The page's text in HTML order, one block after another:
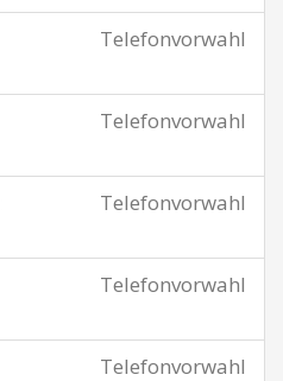
Telefonvorwahl
Telefonvorwahl
Telefonvorwahl
Telefonvorwahl
Telefonvorwahl